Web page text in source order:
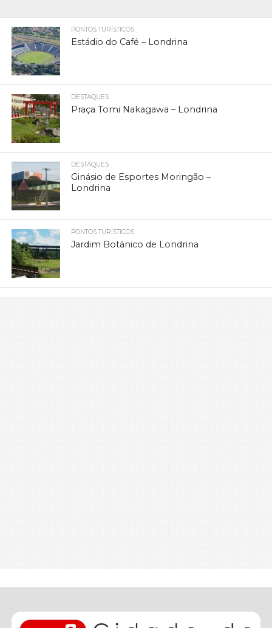
PONTOS TURÍSTICOS
Estádio do Café – Londrina
DESTAQUES
Praça Tomi Nakagawa – Londrina
DESTAQUES
Ginásio de Esportes Moringão –
Londrina
PONTOS TURÍSTICOS
Jardim Botânico de Londrina